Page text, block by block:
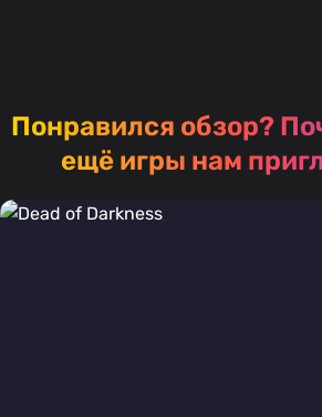
Понравился обзор?
ещё игры нам